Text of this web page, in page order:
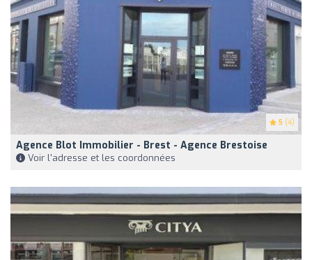
5 (4)
Agence Blot Immobilier - Brest - Agence Brestoise
Voir l'adresse et les coordonnées